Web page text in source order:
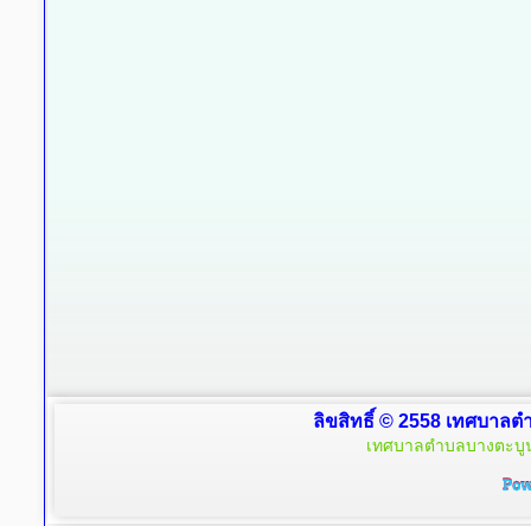
ลิขสิทธิ์ © 2558 เทศบาลต
เทศบาลตำบลบางตะบู